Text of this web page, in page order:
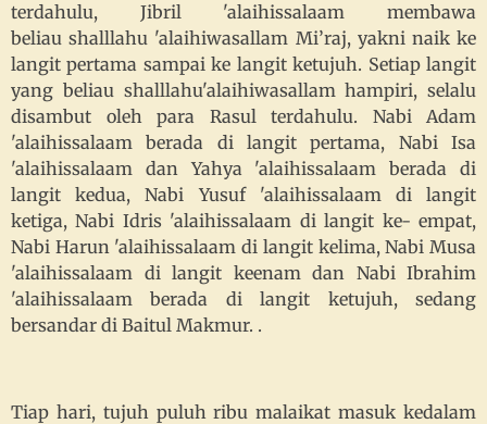
terdahulu, Jibril 'alaihissalaam membawa
beliau shalllahu 'alaihiwasallam Mi’raj, yakni naik ke
langit pertama sampai ke langit ketujuh. Setiap langit
yang beliau shalllahu'alaihiwasallam hampiri, selalu
disambut oleh para Rasul terdahulu. Nabi Adam
'alaihissalaam berada di langit pertama, Nabi Isa
'alaihissalaam dan Yahya 'alaihissalaam berada di
langit kedua, Nabi Yusuf 'alaihissalaam di langit
ketiga, Nabi Idris 'alaihissalaam di langit ke- empat,
Nabi Harun 'alaihissalaam di langit kelima, Nabi Musa
'alaihissalaam di langit keenam dan Nabi Ibrahim
'alaihissalaam berada di langit ketujuh, sedang
bersandar di Baitul Makmur. .
Tiap hari, tujuh puluh ribu malaikat masuk kedalam